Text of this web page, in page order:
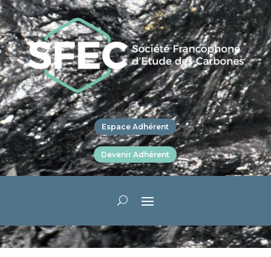
Espace Adhérent
Devenir Adhérent